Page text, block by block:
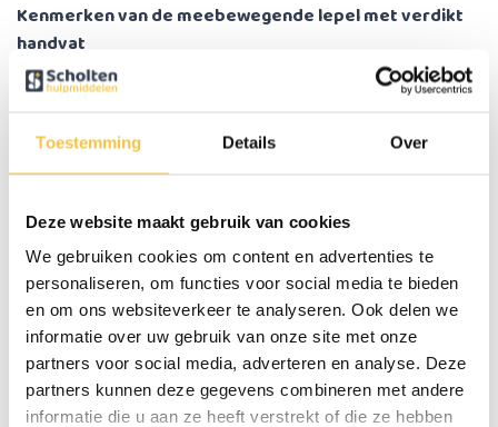
Toestemming Details Over
Deze website maakt gebruik van cookies
We gebruiken cookies om content en advertenties te
personaliseren, om functies voor social media te bieden
en om ons websiteverkeer te analyseren. Ook delen we
informatie over uw gebruik van onze site met onze
partners voor social media, adverteren en analyse. Deze
partners kunnen deze gegevens combineren met andere
informatie die u aan ze heeft verstrekt of die ze hebben
Kenmerken van de meebewegende lepel met verdikt
handvat
Meebewegende lepelkop helpt morsen te verminderen
Draaimechanisme houdt de lepel beter horizontaal
Ribbelstructuur voor extra grip en houvast
Geschikt voor links- en rechtshandig gebruik
Specificaties
Lengte
Dikte
Verdikt tot 3,4 cm
Gewicht
81 gram